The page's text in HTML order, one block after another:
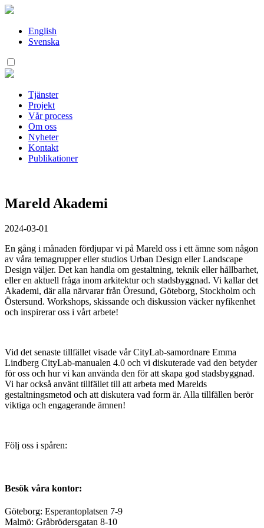
Hoppa
innehållEnglish
Svenska
Tjänster
Projekt
Vår process
Om oss
Nyheter
Kontakt
Publikationer
Mareld Akademi
2024-03-01
En gång i månaden fördjupar vi på Mareld oss i ett ämne som någon
av våra temagrupper eller studios Urban Design eller Landscape
Design väljer. Det kan handla om gestaltning, teknik eller hållbarhet,
eller en aktuell fråga inom arkitektur och stadsbyggnad. Vi kallar det
Akademi, där alla närvarar från Öresund, Göteborg, Stockholm och
Östersund. Workshops, skissande och diskussion väcker nyfikenhet
och inspirerar oss i vårt arbete!
Vid det senaste tillfället visade vår CityLab-samordnare Emma
Lindberg CityLab-manualen 4.0 och vi diskuterade vad den betyder
för oss och hur vi kan använda den för att skapa god stadsbyggnad.
Vi har också använt tillfället till att arbeta med Marelds
gestaltningsmetod och att diskutera vad form är. Alla tillfällen berör
viktiga och engagerande ämnen!
Följ oss i spåren:
Besök våra kontor:
Göteborg: Esperantoplatsen 7-9
Malmö: Gråbrödersgatan 8-10